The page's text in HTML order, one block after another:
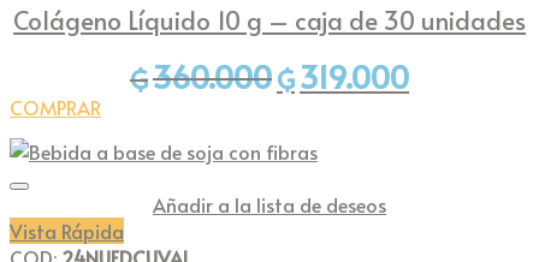
Colágeno Líquido 10 g – caja de 30 unidades
₲360.000 El
precio
era:
₲319.000El
precio
COMPRAR
Añadir a la lista de deseos
Vista Rápida